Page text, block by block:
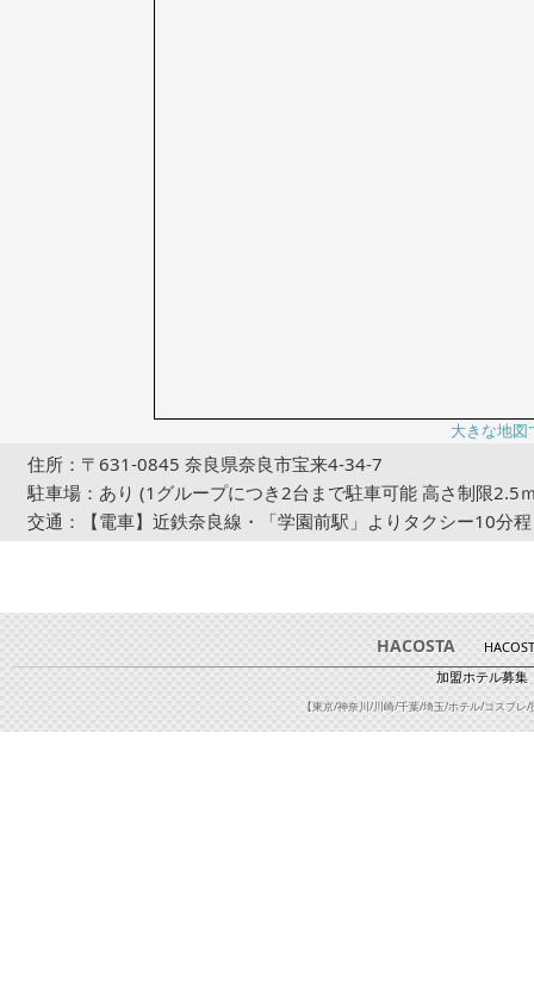
大きな地図
住所：〒631-0845 奈良県奈良市宝来4-34-7
駐車場：あり (1グループにつき2台まで駐車可能 高さ制限2.5
交通：【電車】近鉄奈良線・「学園前駅」よりタクシー10分
HACOSTA
加盟ホテル募集
【東京/神奈川/川崎/千葉/埼玉/ホテル/コスプ